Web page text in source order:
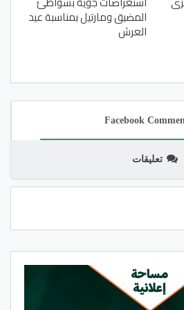
المضيق ومارتيل بمناسبة عيد
العرش
Facebook
تعليقات